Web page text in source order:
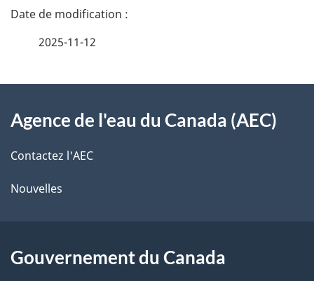
a
l
s
l
p
n
o
t
r
e
é
o
2025-11-12
propos
de
ce
Agence de l'eau du Canada (AEC)
Contactez l'AEC
Nouvelles
Gouvernement du Canada